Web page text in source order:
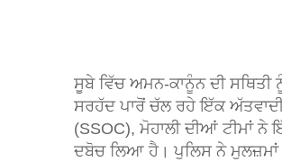
ਸੂਬੇ ਵਿੱਚ ਅਮਨ-ਕਾਨੂੰਨ ਦੀ
ਸਰਹੱਦ ਪਾਰੋਂ ਚੱਲ ਰਹੇ ਇੱਕ
(SSOC), ਮੋਹਾਲੀ ਦੀਆਂ ਟੀਮਾਂ
ਦਬੋਚ ਲਿਆ ਹੈ। ਪੁਲਿਸ ਨੇ ਮੁਲਜ਼ਮਾਂ